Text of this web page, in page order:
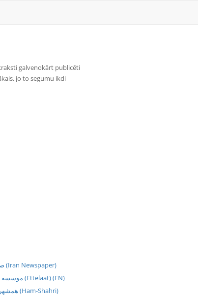
galvenokārt publicēti
jo to segumu ikdi
صفحه اول (Iran Newspaper)
موسسه اطلاعات (Ettelaat) (EN)
همشهری آنلاین (Ham-Shahri)